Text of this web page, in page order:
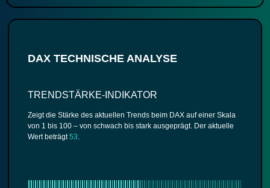
DAX TECHNISCHE ANALYSE
TRENDSTÄRKE-INDIKATOR
Zeigt die Stärke des aktuellen Trends beim DAX auf einer Skala
von 1 bis 100 – von schwach bis stark ausgeprägt. Der aktuelle
Wert beträgt53.